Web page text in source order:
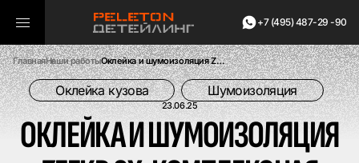
+7 (495) 487-29 -90
ГлавнаяНаши работы Оклейка и шумоизоляция Zeekr 9X: комплексная защита снаружи и тишина внутри
Оклейка кузова Шумоизоляция
23.06.25
ОКЛЕЙКА И ШУМОИЗОЛЯЦИЯ